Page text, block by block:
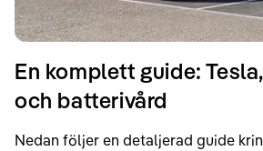
En komplett guide:
och batterivård
Nedan följer en detaljerad guide